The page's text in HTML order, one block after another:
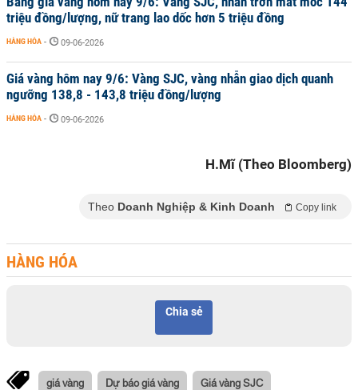
triệu đồng/lượng, nữ trang lao dốc hơn 5 triệu đồng
HÀNG HÓA - 09-06-2026
Giá vàng hôm nay 9/6: Vàng SJC, vàng nhẫn giao dịch quanh
ngưỡng 138,8 - 143,8 triệu đồng/lượng
HÀNG HÓA - 09-06-2026
H.Mĩ (Theo Bloomberg)
Theo Doanh Nghiệp & Kinh Doanh Copy link
HÀNG HÓA
Chia sẻ
giá vàng Dự báo giá vàng Giá vàng SJC